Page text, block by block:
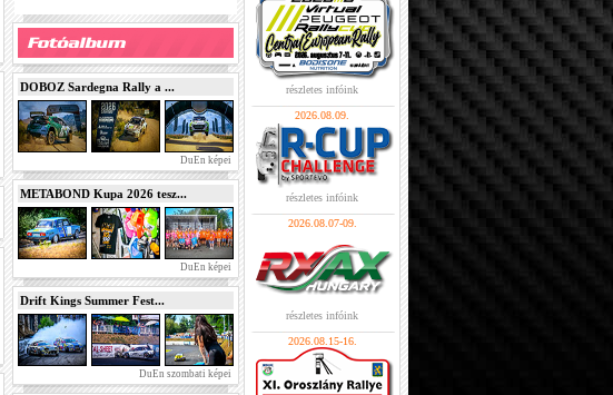
DOBOZ Sardegna Rally a ...
DuEn képei
METABOND Kupa 2026 tesz...
DuEn képei
Drift Kings Summer Fest...
DuEn szombati képei
részletes infóink
2026.08.09.
részletes infóink
2026.08.07-09.
részletes infóink
2026.08.15-16.